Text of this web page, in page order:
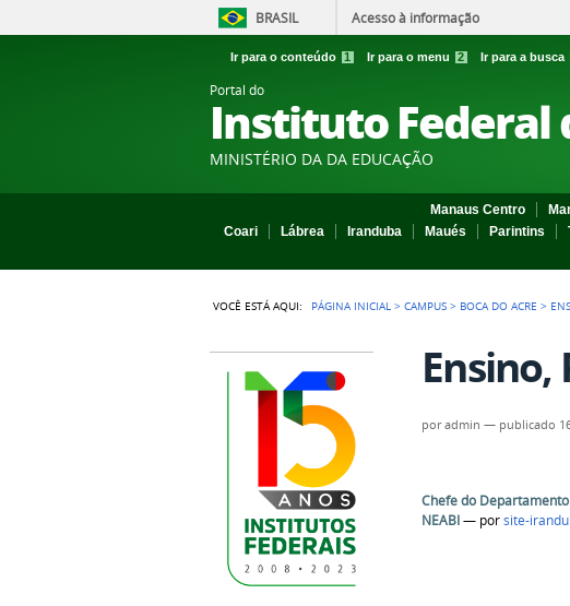
BRASIL Acesso à informação
Ir para o conteúdo 1 Ir para o menu 2 Ir para a busca
Portal do
Instituto Federal
MINISTÉRIO DA DA EDUCAÇÃO
Manaus Centro
Coari
Lábrea Iranduba Maués Parintins
VOCÊ ESTÁ AQUI: PÁGINA INICIAL >CAMPUS > BOCA DO ACRE >
Ensino,
poradmin — publicado
Chefe do Departamento
NEABI— porsite-